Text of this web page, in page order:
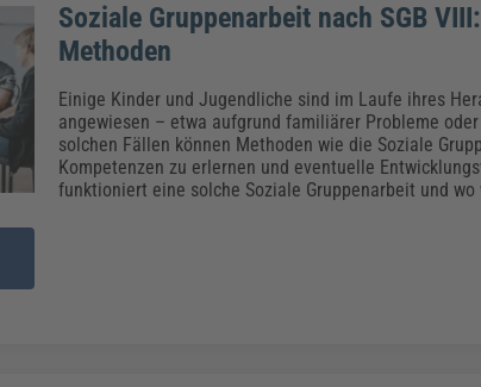
Soziale Gruppenarbeit nach SGB
Methoden
Einige Kinder und Jugendliche sind im Laufe ihres
angewiesen – etwa aufgrund familiärer Probleme
solchen Fällen können Methoden wie die Soziale
Kompetenzen zu erlernen und eventuelle
funktioniert eine solche Soziale Gruppenarbeit und